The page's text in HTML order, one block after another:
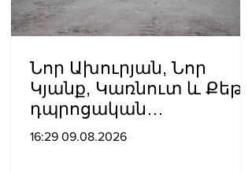
Նոր Ախուրյան, Նոր
Կյանք, Կառնուտ և Քեթի․
դպրոցական
ճանապարհների համար՝
16:29 09.08.2026